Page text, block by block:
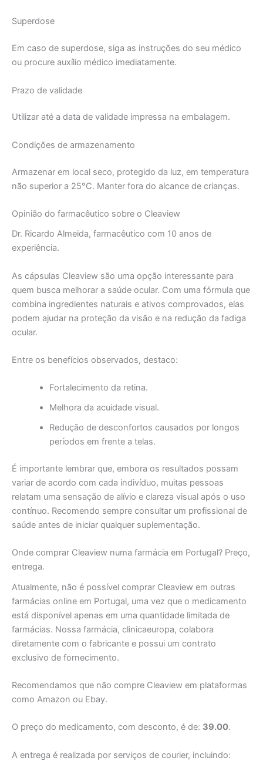
Superdose
Em caso de superdose, siga as instruções do seu médico
ou procure auxílio médico imediatamente.
Prazo de validade
Utilizar até a data de validade impressa na embalagem.
Condições de armazenamento
Armazenar em local seco, protegido da luz, em temperatura
não superior a 25°C. Manter fora do alcance de crianças.
Opinião do farmacêutico sobre o Cleaview
Dr. Ricardo Almeida, farmacêutico com 10 anos de
experiência.
As cápsulas Cleaview são uma opção interessante para
quem busca melhorar a saúde ocular. Com uma fórmula que
combina ingredientes naturais e ativos comprovados, elas
podem ajudar na proteção da visão e na redução da fadiga
ocular.
Entre os benefícios observados, destaco:
Fortalecimento da retina.
Melhora da acuidade visual.
Redução de desconfortos causados por longos
períodos em frente a telas.
É importante lembrar que, embora os resultados possam
variar de acordo com cada indivíduo, muitas pessoas
relatam uma sensação de alívio e clareza visual após o uso
contínuo. Recomendo sempre consultar um profissional de
saúde antes de iniciar qualquer suplementação.
Onde comprar Cleaview numa farmácia em Portugal? Preço,
entrega.
Atualmente, não é possível comprar Cleaview em outras
farmácias online em Portugal, uma vez que o medicamento
está disponível apenas em uma quantidade limitada de
farmácias. Nossa farmácia, clinicaeuropa, colabora
diretamente com o fabricante e possui um contrato
exclusivo de fornecimento.
Recomendamos que não compre Cleaview em plataformas
como Amazon ou Ebay.
O preço do medicamento, com desconto, é de: 39.00.
A entrega é realizada por serviços de courier, incluindo: